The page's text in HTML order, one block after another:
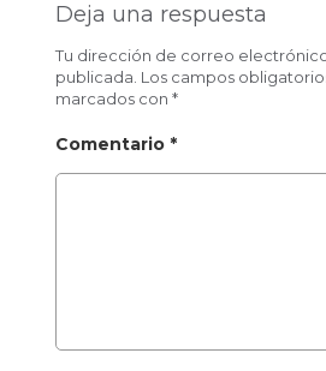
Deja una respuesta
Tu dirección de correo
publicada. Los campos
marcados con *
Comentario *